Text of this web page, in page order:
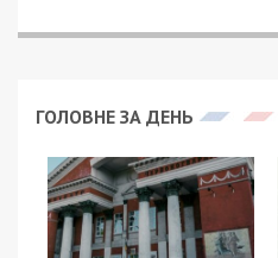
ГОЛОВНЕ ЗА ДЕНЬ